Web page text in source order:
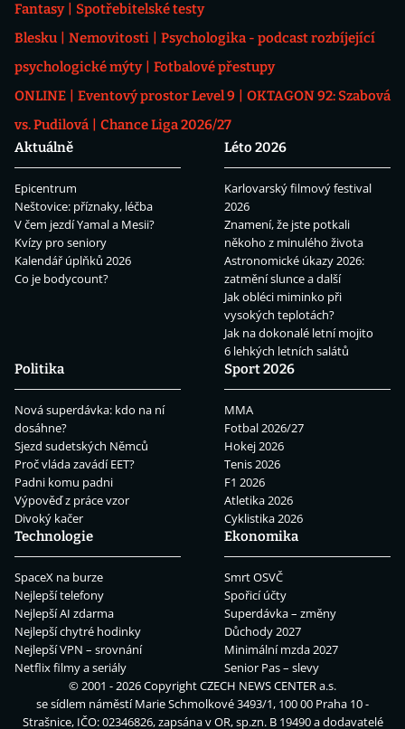
Fantasy
Spotřebitelské testy
Blesku
Nemovitosti
Psychologika - podcast rozbíjející
psychologické mýty
Fotbalové přestupy
ONLINE
Eventový prostor Level 9
OKTAGON 92: Szabová
vs. Pudilová
Chance Liga 2026/27
Aktuálně
Epicentrum
Neštovice: příznaky, léčba
V čem jezdí Yamal a Mesii?
Kvízy pro seniory
Kalendář úplňků 2026
Co je bodycount?
Léto 2026
Karlovarský filmový festival
2026
Znamení, že jste potkali
někoho z minulého života
Astronomické úkazy 2026:
zatmění slunce a další
Jak obléci miminko při
vysokých teplotách?
Jak na dokonalé letní mojito
6 lehkých letních salátů
Politika
Nová superdávka: kdo na ní
dosáhne?
Sjezd sudetských Němců
Proč vláda zavádí EET?
Padni komu padni
Výpověď z práce vzor
Divoký kačer
Sport 2026
MMA
Fotbal 2026/27
Hokej 2026
Tenis 2026
F1 2026
Atletika 2026
Cyklistika 2026
Technologie
SpaceX na burze
Nejlepší telefony
Nejlepší AI zdarma
Nejlepší chytré hodinky
Nejlepší VPN – srovnání
Netflix filmy a seriály
Ekonomika
Smrt OSVČ
Spořicí účty
Superdávka – změny
Důchody 2027
Minimální mzda 2027
Senior Pas – slevy
© 2001 - 2026 CopyrightCZECH NEWS CENTER a.s.
se sídlem náměstí Marie Schmolkové 3493/1, 100 00 Praha 10 -
Strašnice, IČO: 02346826, zapsána v OR, sp.zn. B 19490 a dodavatelé